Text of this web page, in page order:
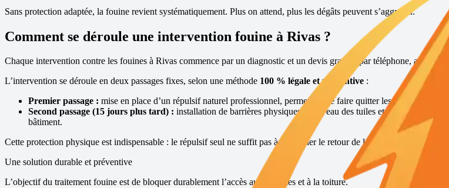
Sans protection adaptée, la fouine revient systématiquement. Plus on attend, plus les dégâts peuvent s’aggraver.
Comment se déroule une intervention fouine à Rivas ?
Chaque intervention contre les fouines à Rivas commence par un diagnostic et un devis gratuits par téléphone, afin
L’intervention se déroule en deux passages fixes, selon une méthode 100 % légale et préventive :
Premier passage : mise en place d’un répulsif naturel professionnel, permettant de faire quitter les lieux à la
Second passage (15 jours plus tard) : installation de barrières physiques au niveau des tuiles et des points
bâtiment.
Cette protection physique est indispensable : le répulsif seul ne suffit pas à empêcher le retour de la fouine.
Une solution durable et préventive
L’objectif du traitement fouine est de bloquer durablement l’accès aux combles et à la toiture.